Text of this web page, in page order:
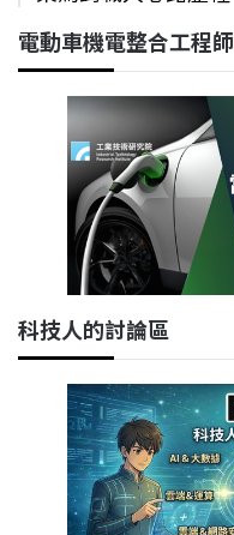
電動車機電整合工程師
科技人的討論區